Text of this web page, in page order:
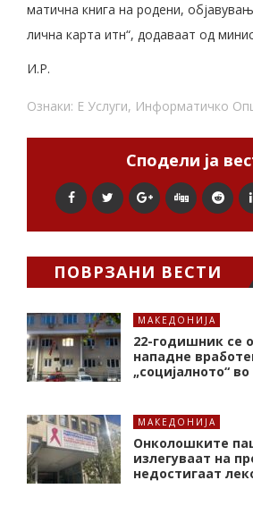
матична книга на родени,
лична карта итн“, додаваат од
И.Р.
Ознаки: Е Услуги, Информатичко
Сподели ја
ПОВРЗАНИ ВЕСТИ
МАКЕДОНИЈА
22-годишник се
нападне
„социјалното“
МАКЕДОНИЈА
Онколошките
излегуваат на
недостигаат